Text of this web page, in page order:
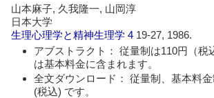
山本麻子, 久我隆一, 山岡淳
日本大学
生理心理学と精神生理学 4 19-27, 1986.
アブストラクト： 従量制は110円（税
は基本料金に含まれます。
全文ダウンロード： 従量制、基本料
(税込) です。